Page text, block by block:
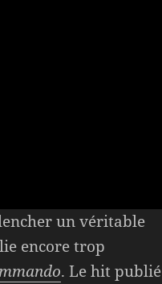
un véritable
encore trop
. Le hit publié